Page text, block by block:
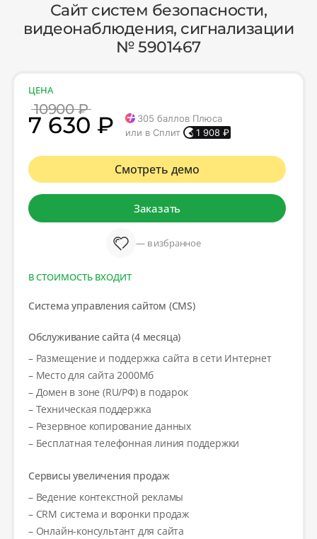
Сайт систем безопасности,
видеонаблюдения, сигнализации
№ 5901467
ЦЕНА
10900 ₽
7 630 ₽ 305 баллов Плюса
или в Сплит
1 908 ₽
Смотреть демо
Заказать
— в избранное
В СТОИМОСТЬ ВХОДИТ
Система управления сайтом (CMS)
Обслуживание сайта (4 месяца)
– Размещение и поддержка сайта в сети Интернет
– Место для сайта 2000Мб
– Домен в зоне (RU/РФ) в подарок
– Техническая поддержка
– Резервное копирование данных
– Бесплатная телефонная линия поддержки
Сервисы увеличения продаж
– Ведение контекстной рекламы
– CRM система и воронки продаж
– Онлайн-консультант для сайта